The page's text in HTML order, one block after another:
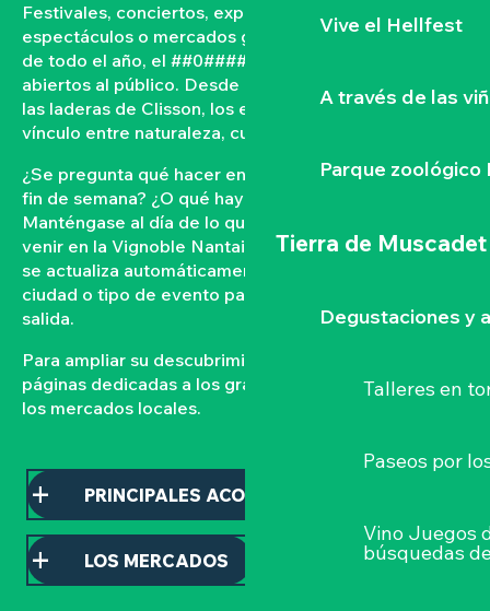
Vive el Hellfest
A través de las
Parque zoológico
Tierra de Muscadet
Degustaciones y
Talleres en
Paseos por
Vino Juegos
búsquedas
Festivales, conciertos, exposiciones, vendimias,
espectáculos o mercados gastronómicos… A lo largo
de todo el año, el ##0#### vive con acontecimientos
abiertos al público. Desde las orillas del Loira hasta
las laderas de Clisson, los eventos tejen un fuerte
vínculo entre naturaleza, cultura y convivencia.
¿Se pregunta qué hacer en el Vignoble Nantais este
fin de semana? ¿O qué hay en la agenda de Clisson?
Manténgase al día de lo que ocurre y lo que está por
venir en la Vignoble Nantais con nuestra agenda que
se actualiza automáticamente. Filtre por fecha,
ciudad o tipo de evento para organizar su próxima
salida.
Para ampliar su descubrimiento, consulte nuestras
páginas dedicadas a los grandes acontecimientos y a
los mercados locales.
PRINCIPALES ACONTECIMIENTOS
LOS MERCADOS